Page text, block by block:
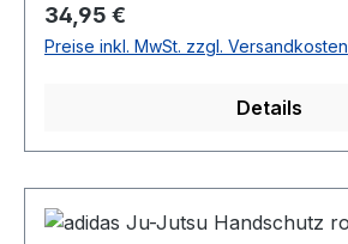
Regulärer Preis:
34,95 €
Preise inkl. MwSt. zzgl. Versandkosten
Details